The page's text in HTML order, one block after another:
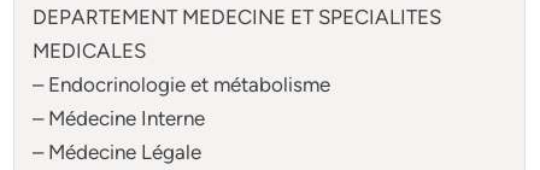
DEPARTEMENT MEDECINE ET SPECIALITES
MEDICALES
– Endocrinologie et métabolisme
– Médecine Interne
– Médecine Légale